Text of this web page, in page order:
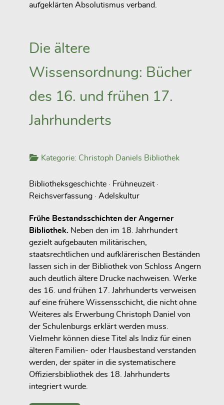
aufgeklärten Absolutismus verband.
Die ältere
Wissensordnung: Bücher
des 16. und frühen 17.
Jahrhunderts
Kategorie: Christoph Daniels Bibliothek
Bibliotheksgeschichte · Frühneuzeit ·
Reichsverfassung · Adelskultur
Frühe Bestandsschichten der Angerner
Bibliothek. Neben den im 18. Jahrhundert
gezielt aufgebauten militärischen,
staatsrechtlichen und aufklärerischen Beständen
lassen sich in der Bibliothek von Schloss Angern
auch deutlich ältere Drucke nachweisen. Werke
des 16. und frühen 17. Jahrhunderts verweisen
auf eine frühere Wissensschicht, die nicht ohne
Weiteres als Erwerbung Christoph Daniel von
der Schulenburgs erklärt werden muss.
Vielmehr können diese Titel als Indiz für einen
älteren Familien- oder Hausbestand verstanden
werden, der später in die systematischere
Offiziersbibliothek des 18. Jahrhunderts
integriert wurde.